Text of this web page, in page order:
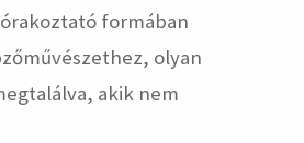
formában
olyan
akik nem